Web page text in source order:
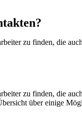
zu finden, die
zu finden, die
über einige